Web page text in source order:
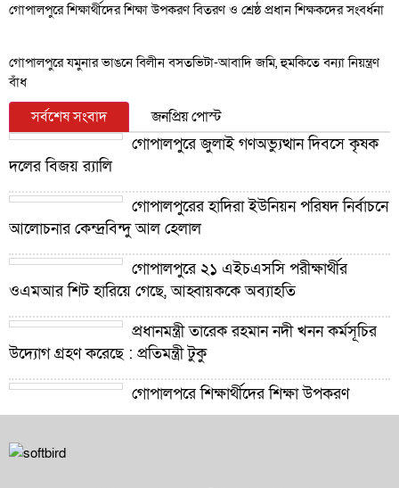
গোপালপুরে শিক্ষার্থীদের শিক্ষা উপকরণ বিতরণ ও শ্রেষ্ঠ প্রধান শিক্ষকদের সংবর্ধনা
গোপালপুরে যমুনার ভাঙনে বিলীন বসতভিটা-আবাদি জমি, হুমকিতে বন্যা নিয়ন্ত্রণ
বাঁধ
সর্বশেষ সংবাদ জনপ্রিয় পোস্ট
গোপালপুরে জুলাই গণঅভ্যুত্থান দিবসে কৃষক
দলের বিজয় র‍্যালি
গোপালপুরের হাদিরা ইউনিয়ন পরিষদ নির্বাচনে
আলোচনার কেন্দ্রবিন্দু আল হেলাল
গোপালপুরে ২১ এইচএসসি পরীক্ষার্থীর
ওএমআর শিট হারিয়ে গেছে, আহ্বায়ককে অব্যাহতি
প্রধানমন্ত্রী তারেক রহমান নদী খনন কর্মসূচির
উদ্যোগ গ্রহণ করেছে : প্রতিমন্ত্রী টুকু
গোপালপুরে শিক্ষার্থীদের শিক্ষা উপকরণ
বিতরণ ও শ্রেষ্ঠ প্রধান শিক্ষকদের সংবর্ধনা